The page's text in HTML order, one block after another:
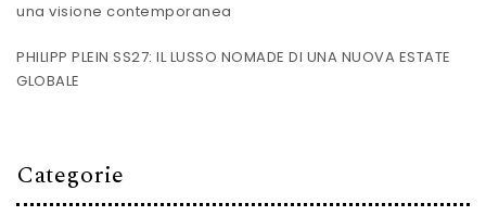
una visione contemporanea
PHILIPP PLEIN SS27: IL LUSSO NOMADE DI UNA NUOVA ESTATE
GLOBALE
Categorie